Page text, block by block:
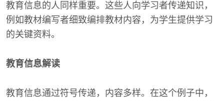
教育信息的人同样重要。这些人向学习者传递知识，
例如教材编写者细致编排教材内容，为学生提供学习
的关键资料。
教育信息解读
教育信息通过符号传递，内容多样。在这个例子中，